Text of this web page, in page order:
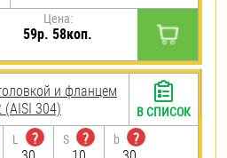
Цена:
59р. 58коп.
и фланцем
304)
L
?
S
?
b
?
В СПИСОК